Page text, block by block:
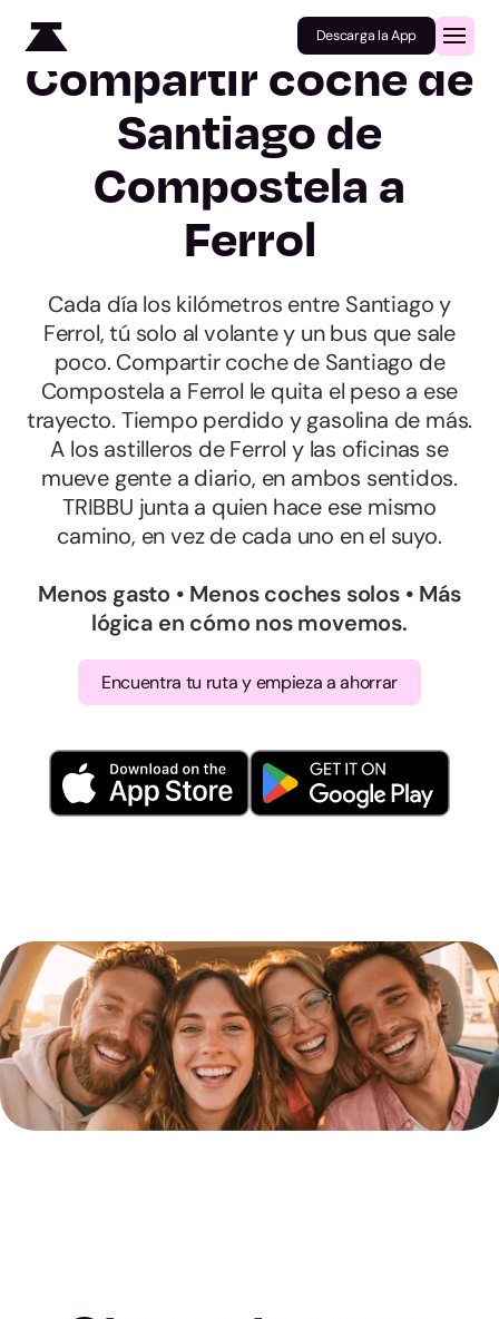
Descarga la App
Compartir coche de
Santiago de
Compostela a
Ferrol
Cada día los kilómetros entre Santiago y
Ferrol, tú solo al volante y un bus que sale
poco. Compartir coche de Santiago de
Compostela a Ferrol le quita el peso a ese
trayecto. Tiempo perdido y gasolina de más.
A los astilleros de Ferrol y las oficinas se
mueve gente a diario, en ambos sentidos.
TRIBBU junta a quien hace ese mismo
camino, en vez de cada uno en el suyo.
Menos gasto • Menos coches solos • Más
lógica en cómo nos movemos.
Encuentra tu ruta y empieza a ahorrar